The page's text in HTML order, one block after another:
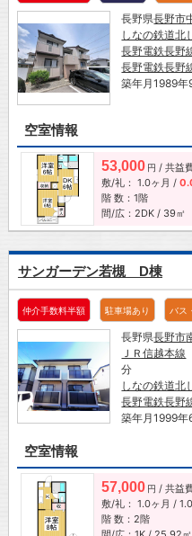
長野県長野市
しなの鉄道北
長野電鉄長野
長野電鉄長野
築年月1989年
空室情報
53,000 円 / 共益
敷/礼： 1.0ヶ月 /
階 数：1階
間/広：2DK / 39㎡
サンガーデン若槻 D棟
仲介手数料半額 駐車場あり バス
長野県長野市
ＪＲ信越本線
分
しなの鉄道北
長野電鉄長野
築年月1999年
空室情報
57,000 円 / 共益
敷/礼： 1.0ヶ月 /
階 数：2階